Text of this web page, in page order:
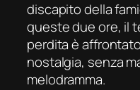
discapito della
queste due ore, il
perdita è
nostalgia, senza
melodramma.